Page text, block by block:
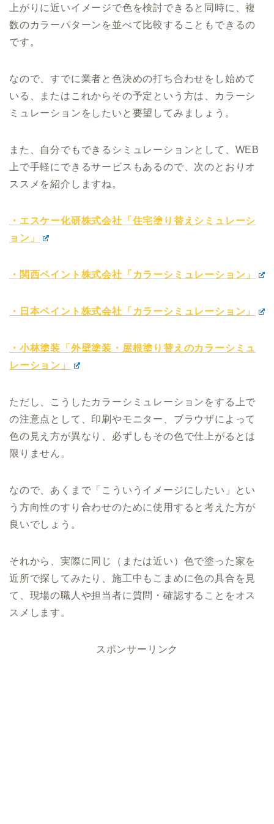
上がりに近いイメージで色を検討できると同時に、複
数のカラーパターンを並べて比較することもできるの
です。
なので、すでに業者と色決めの打ち合わせをし始めて
いる、またはこれからその予定という方は、カラーシ
ミュレーションをしたいと要望してみましょう。
また、自分でもできるシミュレーションとして、WEB
上で手軽にできるサービスもあるので、次のとおりオ
ススメを紹介しますね。
・エスケー化研株式会社「住宅塗り替えシミュレーシ
ョン」
・関西ペイント株式会社「カラーシミュレーション」
・日本ペイント株式会社「カラーシミュレーション」
・小林塗装「外壁塗装・屋根塗り替えのカラーシミュ
レーション」
ただし、こうしたカラーシミュレーションをする上で
の注意点として、印刷やモニター、ブラウザによって
色の見え方が異なり、必ずしもその色で仕上がるとは
限りません。
なので、あくまで「こういうイメージにしたい」とい
う方向性のすり合わせのために使用すると考えた方が
良いでしょう。
それから、実際に同じ（または近い）色で塗った家を
近所で探してみたり、施工中もこまめに色の具合を見
て、現場の職人や担当者に質問・確認することをオス
スメします。
スポンサーリンク